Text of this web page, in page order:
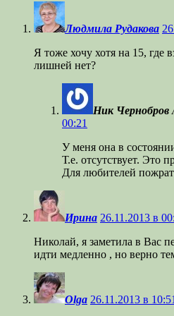
Людмила Рудакова
Я тоже хочу хотя на 15, где
лишней нет?
Ник Чернобров
00:21
У меня она в
Т.е. отсутствует. Это
Для любителей
Ирина 26.11.2013 в
Николай, я заметила в Вас
идти медленно , но верно
Olga 26.11.2013 в 10:51